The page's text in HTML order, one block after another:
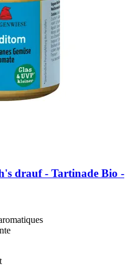
drauf -​ Tartinade Bio -​